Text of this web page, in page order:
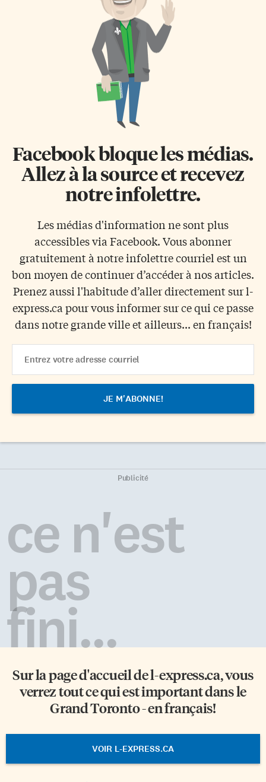
Facebook bloque les médias.
Allez à la source et recevez
notre infolettre.
Les médias d'information ne sont plus
accessibles via Facebook. Vous abonner
gratuitement à notre infolettre courriel est un
bon moyen de continuer d’accéder à nos articles.
Prenez aussi l'habitude d’aller directement sur l-
express.ca pour vous informer sur ce qui ce passe
dans notre grande ville et ailleurs... en français!
Address
Publicité
ce n'est
pas
fini...
Sur la page d'accueil del-express.ca, vous
verrez tout ce qui est important dans le
Grand Toronto - en français!
VOIR L-EXPRESS.CA